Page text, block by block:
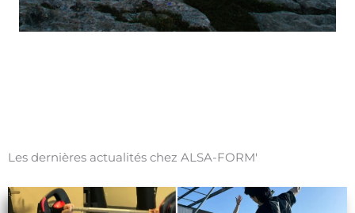
Les dernières actualités chez ALSA-FORM'